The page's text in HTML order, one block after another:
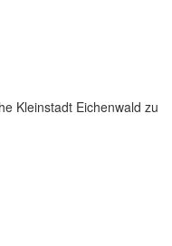
Kleinstadt Eichenwald zu